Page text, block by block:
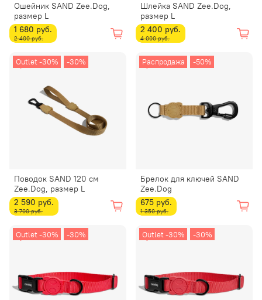
Ошейник SAND Zee.Dog,
размер L
1 680 руб.
2 400 руб.
Шлейка SAND Zee.Dog,
размер L
2 400 руб.
4 000 руб.
Outlet -30% -30%
Поводок SAND 120 см
Zee.Dog, размер L
2 590 руб.
3 700 руб.
Распродажа -50%
Брелок для ключей SAND
Zee.Dog
675 руб.
1 350 руб.
Outlet -30% -30% Outlet -30% -30%